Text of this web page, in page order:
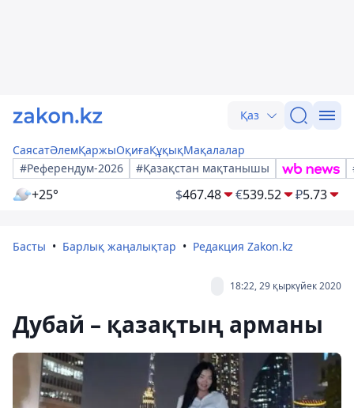
Қаз
СаясатӘлемҚаржыОқиғаҚұқықМақалалар
#Референдум-2026
#Қазақстан мақтанышы
+25° $467.48 €539.52 ₽5.73
Басты Барлық жаңалықтар Редакция Zakon.kz
18:22, 29 қыркүйек 2020
Дубай – қазақтың арманы